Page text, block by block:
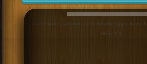
قراءة و تحميل كتاب تعلم الالمانية بدون معلمGerman learning without a teacher
PDF مجانا